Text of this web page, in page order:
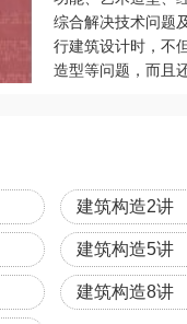
综合解决技术问题
行建筑设计时，不
造型等问题，而且
建筑构造2讲
建筑构造5讲
建筑构造8讲